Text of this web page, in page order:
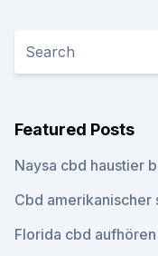
Featured Posts
Naysa cbd haustier
Cbd amerikanischer
Florida cbd